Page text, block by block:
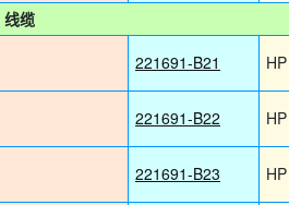
线缆
221691-B21
HP
221691-B22 HP
221691-B23 HP